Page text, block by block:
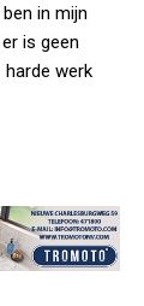
in mijn
is geen
werk